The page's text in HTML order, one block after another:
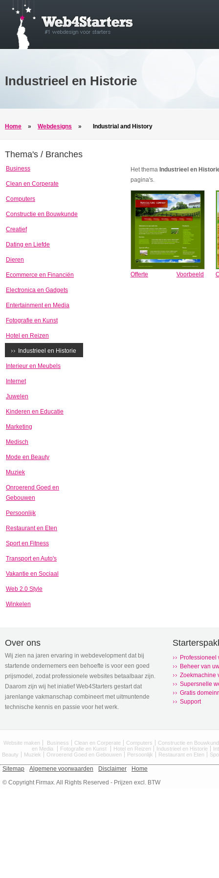
Industrieel en Historie
Home » Webdesigns » Industrial and History
Thema's / Branches
Business
Clean en Corperate
Computers
Constructie en Bouwkunde
Creatief
Dating en Liefde
Dieren
Ecommerce en Financiën
Electronica en Gadgets
Entertainment en Media
Fotografie en Kunst
Hotel en Reizen
Industrieel en Historie
Interieur en Meubels
Internet
Juwelen
Kinderen en Educatie
Marketing
Medisch
Mode en Beauty
Muziek
Onroerend Goed en
Gebouwen
Persoonlijk
Restaurant en Eten
Sport en Fitness
Transport en Auto's
Vakantie en Sociaal
Web 2.0 Style
Winkelen
Het thema Industrieel en
pagina's.
Offerte Voorbeeld
Over ons
Wij zien na jaren ervaring in webdevelopment dat bij
startende ondernemers een behoefte is voor een goed
prijsmodel, zodat professionele websites betaalbaar zijn.
Daarom zijn wij het iniatief Web4Starters gestart dat
jarenlange vakmanschap combineert met uitmuntende
technische kennis en passie voor het werk.
Professioneel
Beheer van
Zoekmachine
Supersnelle
Gratis
Support
Website maken Business Clean en Corperate Computers
Constructie en
en Media
Fotografie en Kunst Hotel en Reizen Industrieel en Historie
Beauty
Muziek Onroerend Goed en Gebouwen Persoonlijk Restaurant en Eten
Sitemap Algemene voorwaarden Disclaimer
Home
© Copyright Firmax. All Rights Reserved - Prijzen excl. BTW